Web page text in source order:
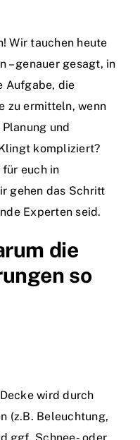
Wir tauchen heute
– genauer gesagt, in
Aufgabe, die
zu ermitteln, wenn
und
kompliziert?
euch in
gehen das Schritt
Experten seid.
die
so
wird durch
(z.B. Beleuchtung,